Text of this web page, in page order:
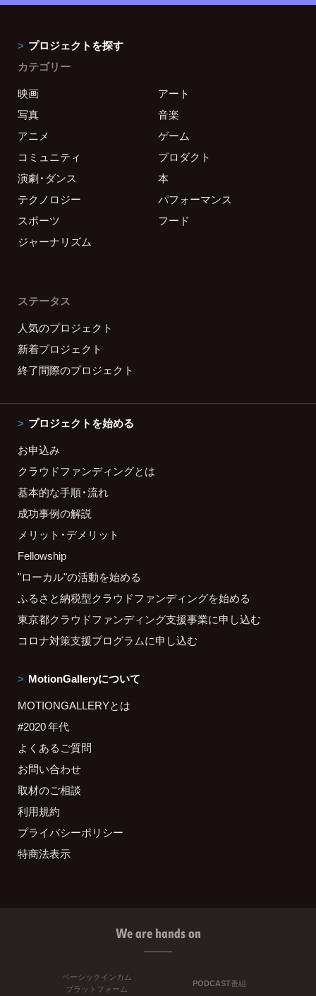
プロジェクトを探す
カテゴリー
映画
アート
写真
音楽
アニメ
ゲーム
コミュニティ
プロダクト
演劇・ダンス
本
テクノロジー
パフォーマンス
スポーツ
フード
ジャーナリズム
ステータス
人気のプロジェクト
新着プロジェクト
終了間際のプロジェクト
プロジェクトを始める
お申込み
クラウドファンディングとは
基本的な手順・流れ
成功事例の解説
メリット・デメリット
Fellowship
"ローカル"の活動を始める
ふるさと納税型クラウドファンディングを始める
東京都クラウドファンディング支援事業に申し込む
コロナ対策支援プログラムに申し込む
MotionGalleryについて
MOTIONGALLERYとは
#2020 年代
よくあるご質問
お問い合わせ
取材のご相談
利用規約
プライバシーポリシー
特商法表示
We are hands on
ベーシックインカム
プラットフォーム
PODCAST番組